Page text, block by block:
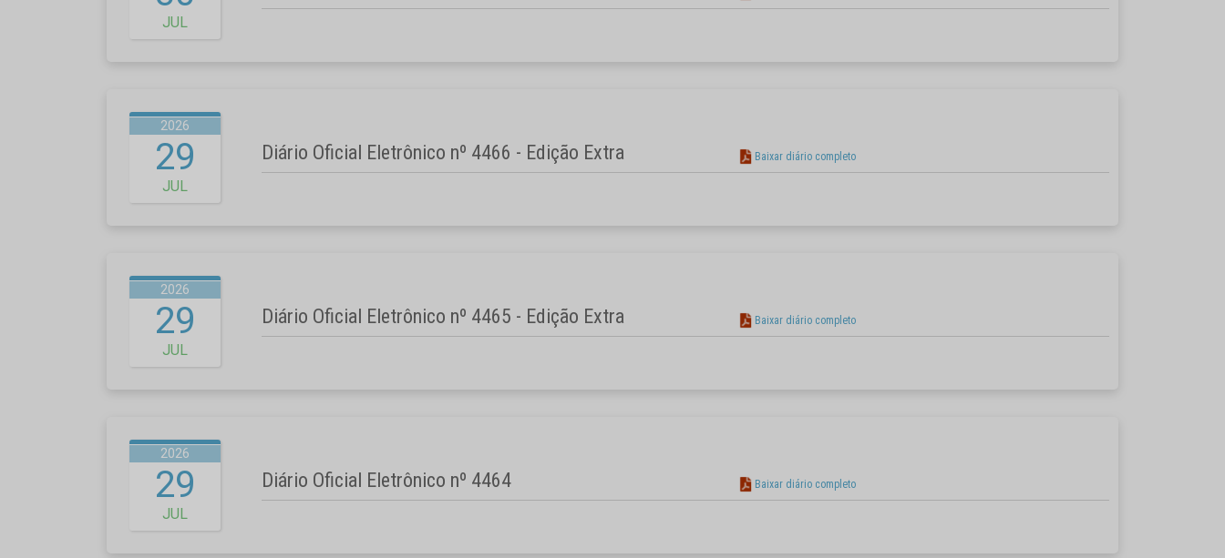
JUL
2026
29
JUL
Diário Oficial Eletrônico nº 4466 - Edição Extra Baixar diário completo
2026
29
JUL
Diário Oficial Eletrônico nº 4465 - Edição Extra Baixar diário completo
2026
29
JUL
Diário Oficial Eletrônico nº 4464 Baixar diário completo